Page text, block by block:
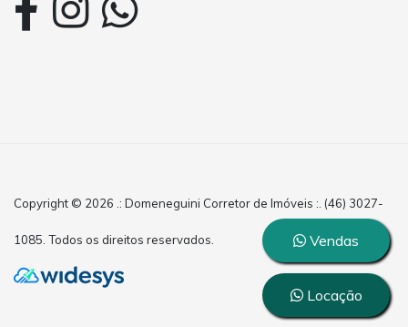
Copyright © 2026 .: Domeneguini Corretor de Imóveis :. (46) 3027-
1085. Todos os direitos reservados. Vendas
Locação